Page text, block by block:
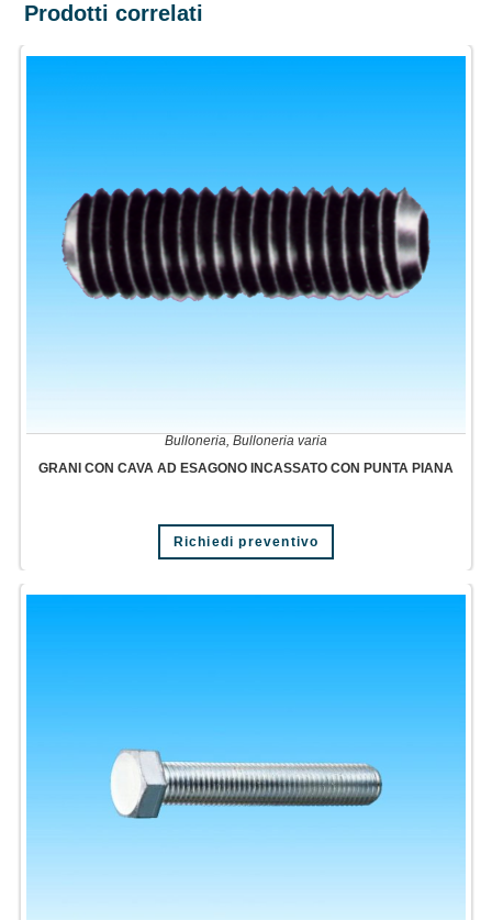
Prodotti correlati
Bulloneria Bulloneria varia
GRANI CON CAVA AD ESAGONO INCASSATO CON PUNTA PIANA
Richiedi preventivo